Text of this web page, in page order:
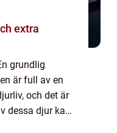
grundlig
är full av en
och det är
dessa djur kan